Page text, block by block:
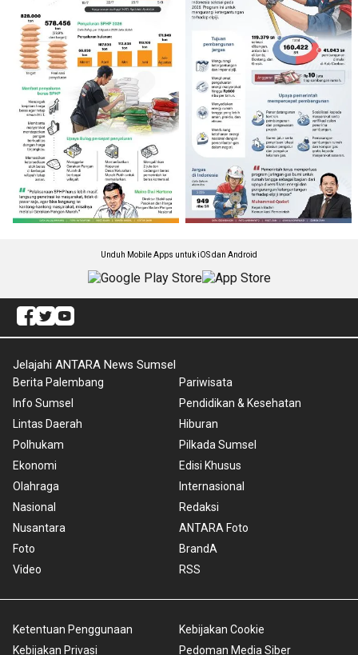
Unduh Mobile Apps untuk iOS dan Android
Jelajahi ANTARA News Sumsel
Berita Palembang
Info Sumsel
Lintas Daerah
Polhukam
Ekonomi
Olahraga
Nasional
Nusantara
Foto
Video
Pariwisata
Pendidikan & Kesehatan
Hiburan
Pilkada Sumsel
Edisi Khusus
Internasional
Redaksi
ANTARA Foto
BrandA
RSS
Ketentuan Penggunaan
Kebijakan Privasi
Kebijakan Cookie
Pedoman Media Siber